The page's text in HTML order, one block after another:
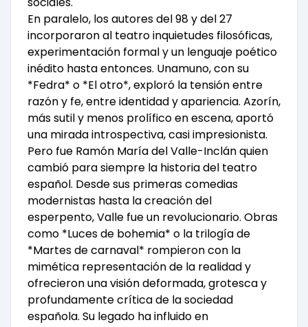
En paralelo, los autores del 98 y del 27
incorporaron al teatro inquietudes filosóficas,
experimentación formal y un lenguaje poético
inédito hasta entonces. Unamuno, con su
*Fedra* o *El otro*, exploró la tensión entre
razón y fe, entre identidad y apariencia. Azorín,
más sutil y menos prolífico en escena, aportó
una mirada introspectiva, casi impresionista.
Pero fue Ramón María del Valle-Inclán quien
cambió para siempre la historia del teatro
español. Desde sus primeras comedias
modernistas hasta la creación del
esperpento, Valle fue un revolucionario. Obras
como *Luces de bohemia* o la trilogía de
*Martes de carnaval* rompieron con la
mimética representación de la realidad y
ofrecieron una visión deformada, grotesca y
profundamente crítica de la sociedad
española. Su legado ha influido en